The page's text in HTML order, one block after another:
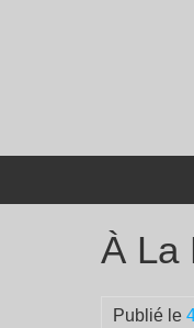
À La
Publié le